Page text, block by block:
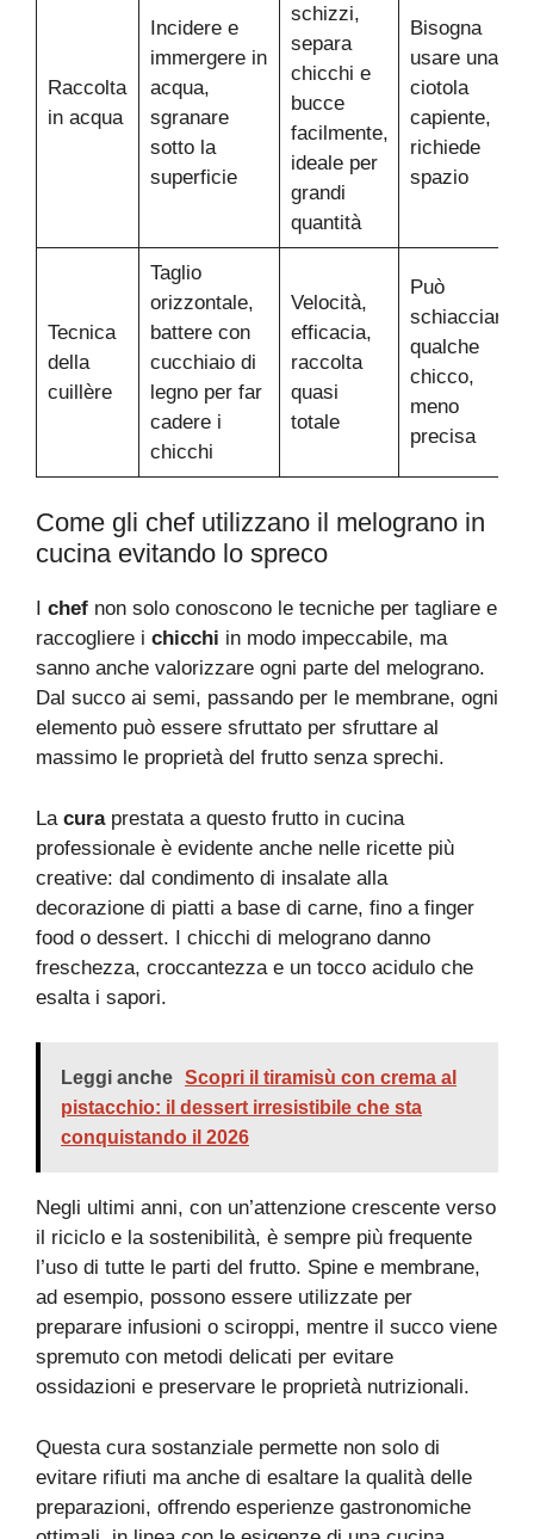
Raccolta
in acqua
Incidere e
immergere in
acqua,
sgranare
sotto la
superficie
schizzi,
separa
chicchi e
bucce
facilmente,
ideale per
grandi
quantità
Bisogna
usare una
ciotola
capiente,
richiede
spazio
Tecnica
della
cuillère
Taglio
orizzontale,
battere con
cucchiaio di
legno per far
cadere i
chicchi
Velocità,
efficacia,
raccolta
quasi
totale
Può
schiacciare
qualche
chicco,
meno
precisa
Come gli chef utilizzano il melograno in
cucina evitando lo spreco
I chef non solo conoscono le tecniche per tagliare e
raccogliere i chicchi in modo impeccabile, ma
sanno anche valorizzare ogni parte del melograno.
Dal succo ai semi, passando per le membrane, ogni
elemento può essere sfruttato per sfruttare al
massimo le proprietà del frutto senza sprechi.
La curaprestata a questo frutto in cucina
professionale è evidente anche nelle ricette più
creative: dal condimento di insalate alla
decorazione di piatti a base di carne, fino a finger
food o dessert. I chicchi di melograno danno
freschezza, croccantezza e un tocco acidulo che
esalta i sapori.
Leggi anche Scopri il tiramisù con crema al
pistacchio: il dessert irresistibile che sta
conquistando il 2026
Negli ultimi anni, con un’attenzione crescente verso
il riciclo e la sostenibilità, è sempre più frequente
l’uso di tutte le parti del frutto. Spine e membrane,
ad esempio, possono essere utilizzate per
preparare infusioni o sciroppi, mentre il succo viene
spremuto con metodi delicati per evitare
ossidazioni e preservare le proprietà nutrizionali.
Questa cura sostanziale permette non solo di
evitare rifiuti ma anche di esaltare la qualità delle
preparazioni, offrendo esperienze gastronomiche